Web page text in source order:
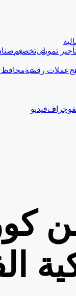
تمويلىتخصيم
عملات رقميةمحافظ
فيديو
من